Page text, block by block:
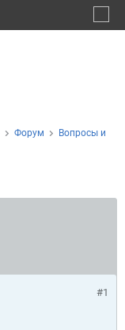
Форум
Вопросы и
#1